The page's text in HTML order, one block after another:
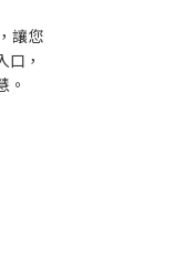
讓您
，
。